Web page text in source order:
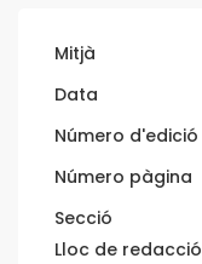
Mitjà
Data
Número d'edició
Número pàgina
Secció
Lloc de redacció